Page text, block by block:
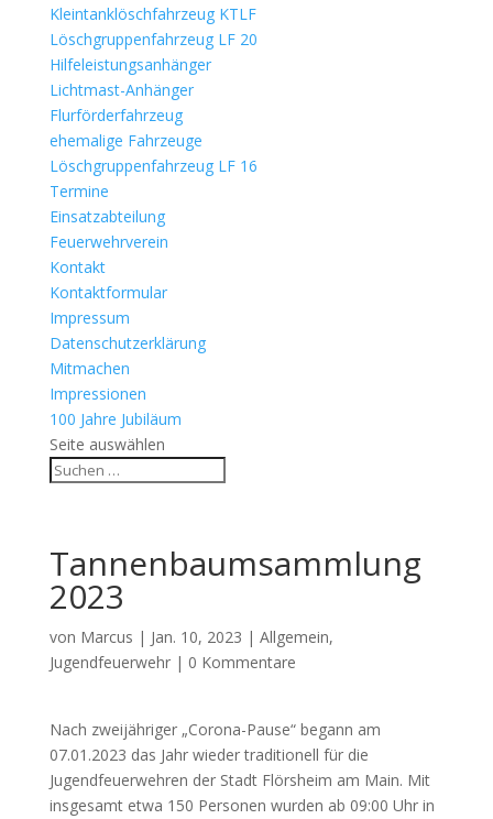
Kleintanklöschfahrzeug KTLF
Löschgruppenfahrzeug LF 20
Hilfeleistungsanhänger
Lichtmast-Anhänger
Flurförderfahrzeug
ehemalige Fahrzeuge
Löschgruppenfahrzeug LF 16
Termine
Einsatzabteilung
Feuerwehrverein
Kontakt
Kontaktformular
Impressum
Datenschutzerklärung
Mitmachen
Impressionen
100 Jahre Jubiläum
Seite auswählen
Tannenbaumsammlung
2023
von Marcus | Jan. 10, 2023 | Allgemein,
Jugendfeuerwehr| 0 Kommentare
Nach zweijähriger „Corona-Pause“ begann am
07.01.2023 das Jahr wieder traditionell für die
Jugendfeuerwehren der Stadt Flörsheim am Main. Mit
insgesamt etwa 150 Personen wurden ab 09:00 Uhr in